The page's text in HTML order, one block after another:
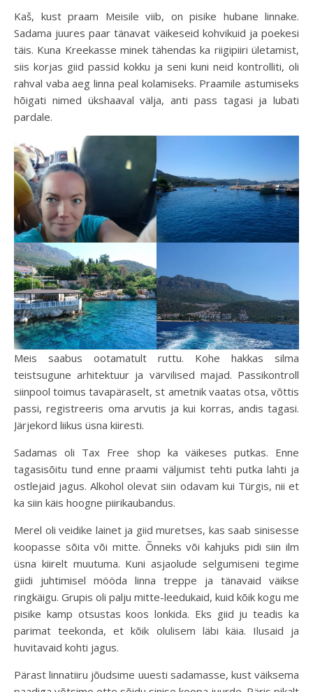
Kaš, kust praam Meisile viib, on pisike hubane linnake.
Sadama juures paar tänavat väikeseid kohvikuid ja poekesi
täis. Kuna Kreekasse minek tähendas ka riigipiiri ületamist,
siis korjas giid passid kokku ja seni kuni neid kontrolliti, oli
rahval vaba aeg linna peal kolamiseks. Praamile astumiseks
hõigati nimed ükshaaval välja, anti pass tagasi ja lubati
pardale.
Meis saabus ootamatult ruttu. Kohe hakkas silma
teistsugune arhitektuur ja värvilised majad. Passikontroll
siinpool toimus tavapäraselt, st ametnik vaatas otsa, võttis
passi, registreeris oma arvutis ja kui korras, andis tagasi.
Järjekord liikus üsna kiiresti.
Sadamas oli Tax Free shop ka väikeses putkas. Enne
tagasisõitu tund enne praami väljumist tehti putka lahti ja
ostlejaid jagus. Alkohol olevat siin odavam kui Türgis, nii et
ka siin käis hoogne piirikaubandus.
Merel oli veidike lainet ja giid muretses, kas saab sinisesse
koopasse sõita või mitte. Õnneks või kahjuks pidi siin ilm
üsna kiirelt muutuma. Kuni asjaolude selgumiseni tegime
giidi juhtimisel mööda linna treppe ja tänavaid väikse
ringkäigu. Grupis oli palju mitte-leedukaid, kuid kõik kogu me
pisike kamp otsustas koos lonkida. Eks giid ju teadis ka
parimat teekonda, et kõik olulisem läbi käia. Ilusaid ja
huvitavaid kohti jagus.
Pärast linnatiiru jõudsime uuesti sadamasse, kust väiksema